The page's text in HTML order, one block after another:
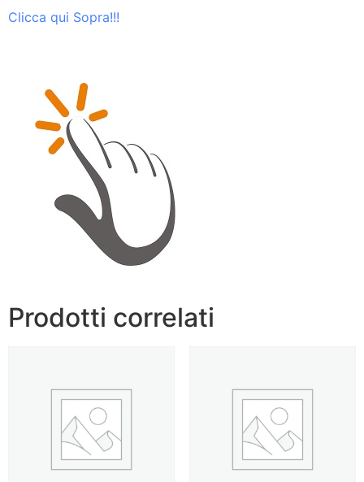
Clicca qui Sopra!!!
Prodotti correlati